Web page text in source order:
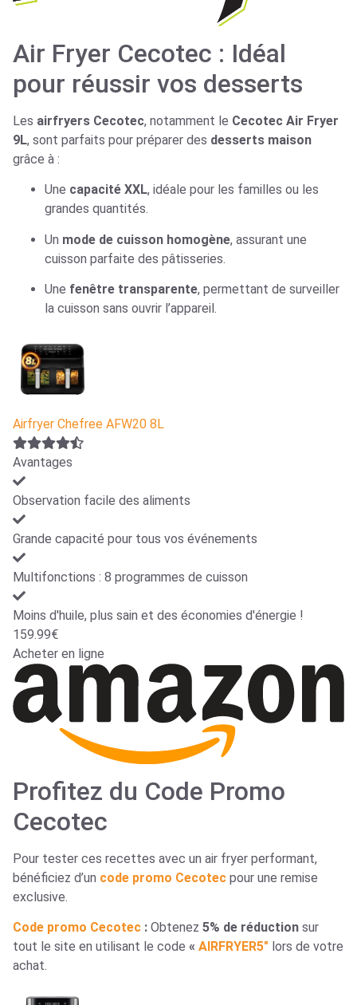
Air Fryer Cecotec : Idéal
pour réussir vos desserts
Les airfryers Cecotec, notamment le Cecotec Air Fryer
9L, sont parfaits pour préparer des desserts maison
grâce à :
Une capacité XXL, idéale pour les familles ou les
grandes quantités.
Un mode de cuisson homogène, assurant une
cuisson parfaite des pâtisseries.
Une fenêtre transparente, permettant de surveiller
la cuisson sans ouvrir l’appareil.
Airfryer Chefree AFW20 8L
Avantages
Observation facile des aliments
Grande capacité pour tous vos événements
Multifonctions : 8 programmes de cuisson
Moins d'huile, plus sain et des économies d'énergie !
159.99€
Acheter en ligne
Profitez du Code Promo
Cecotec
Pour tester ces recettes avec un air fryer performant,
bénéficiez d’un code promo Cecotec pour une remise
exclusive.
Code promo Cecotec : Obtenez 5% de réduction sur
tout le site en utilisant le code « AIRFRYER5″ lors de votre
achat.